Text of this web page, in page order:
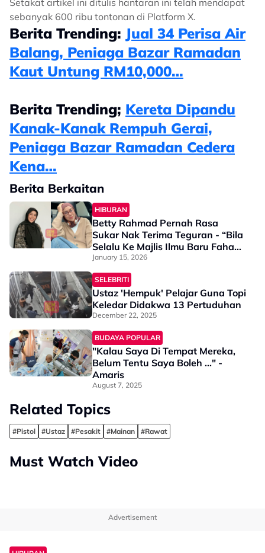
Setakat artikel ini ditulis hantaran ini telah mendapat
sebanyak 600 ribu tontonan di Platform X.
Berita Trending: Jual 34 Perisa Air
Balang, Peniaga Bazar Ramadan
Kaut Untung RM10,000…
Berita Trending; Kereta Dipandu
Kanak-Kanak Rempuh Gerai,
Peniaga Bazar Ramadan Cedera
Kena…
Berita Berkaitan
HIBURAN
Betty Rahmad Pernah Rasa
Sukar Nak Terima Teguran - “Bila
Selalu Ke Majlis Ilmu Baru Faham,
Setiap Umat Islam Wajib…”
January 15, 2026
SELEBRITI
Ustaz 'Hempuk' Pelajar Guna Topi
Keledar Didakwa 13 Pertuduhan
December 22, 2025
BUDAYA POPULAR
"Kalau Saya Di Tempat Mereka,
Belum Tentu Saya Boleh ..." -
Amaris
August 7, 2025
Related Topics
#Pistol #Ustaz #Pesakit #Mainan #Rawat
Must Watch Video
Advertisement